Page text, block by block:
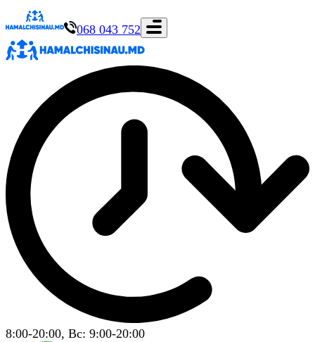
068 043 752
8:00-20:00, Вс: 9:00-20:00